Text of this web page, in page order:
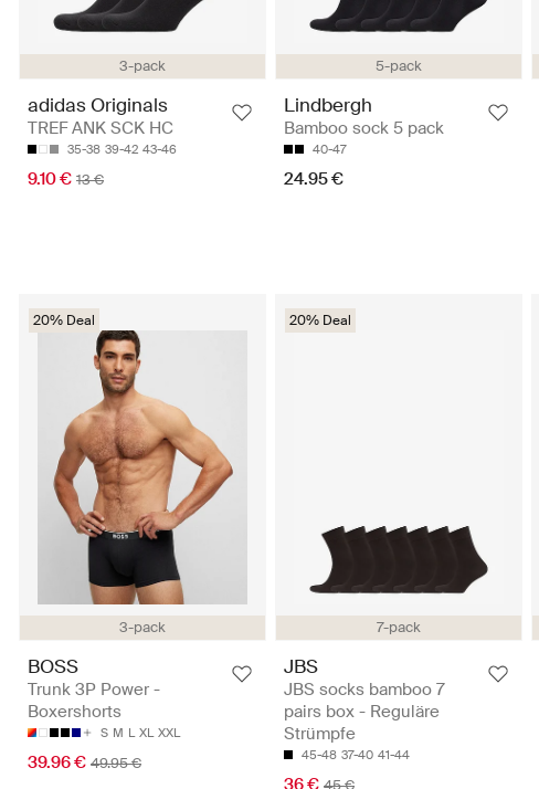
3-pack
adidas Originals
TREF ANK SCK HC
35-38 39-42 43-46
9.10 € 13 €
5-pack
Lindbergh
Bamboo sock 5 pack
40-47
24.95 €
3-pack
20% Deal
BOSS
Trunk 3P Power -
Boxershorts
S M L XL XXL
39.96 € 49.95 €
7-pack
20% Deal
JBS
JBS socks bamboo 7
pairs box - Reguläre
Strümpfe
45-48 37-40 41-44